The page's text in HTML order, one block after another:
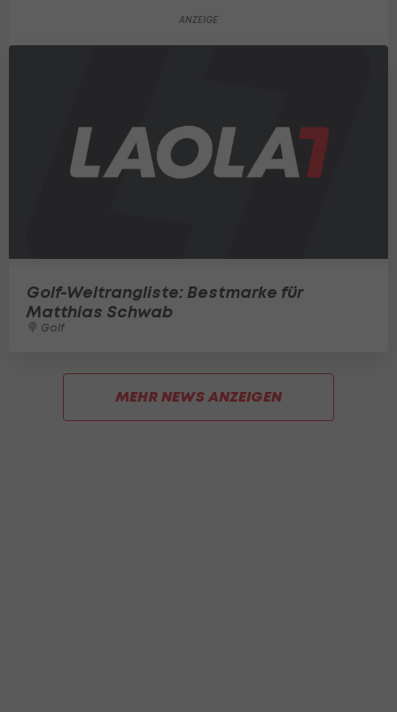
Golf-Weltrangliste: Bestmarke für
Matthias Schwab
Golf
MEHR NEWS ANZEIGEN